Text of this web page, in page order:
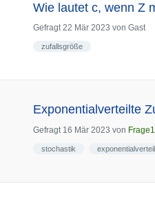
Wie lautet c, wenn Z
Gefragt 22 Mär 2023 von Gast
zufallsgröße
Exponentialverteilte
Gefragt 16 Mär 2023 von
stochastik